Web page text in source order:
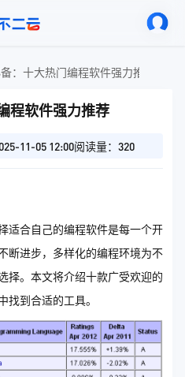
：十大热门编程软件强力推荐
程软件强力推荐
11-05 12:00阅读量：320
适合自己的编程软件是每一个开
断进步，多样化的编程环境为不
择。本文将介绍十款广受欢迎的
到合适的工具。